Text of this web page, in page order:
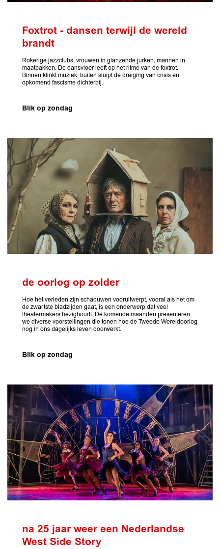
Foxtrot - dansen terwijl de wereld
brandt
Rokerige jazzclubs, vrouwen in glanzende jurken, mannen in
maatpakken. De dansvloer leeft op het ritme van de foxtrot.
Binnen klinkt muziek, buiten sluipt de dreiging van crisis en
opkomend fascisme dichterbij.
Blik op zondag
de oorlog op zolder
Hoe het verleden zijn schaduwen vooruitwerpt, vooral als het om
de zwartste bladzijden gaat, is een onderwerp dat veel
theatermakers bezighoudt. De komende maanden presenteren
we diverse voorstellingen die tonen hoe de Tweede Wereldoorlog
nog in ons dagelijks leven doorwerkt.
Blik op zondag
na 25 jaar weer een Nederlandse
West Side Story